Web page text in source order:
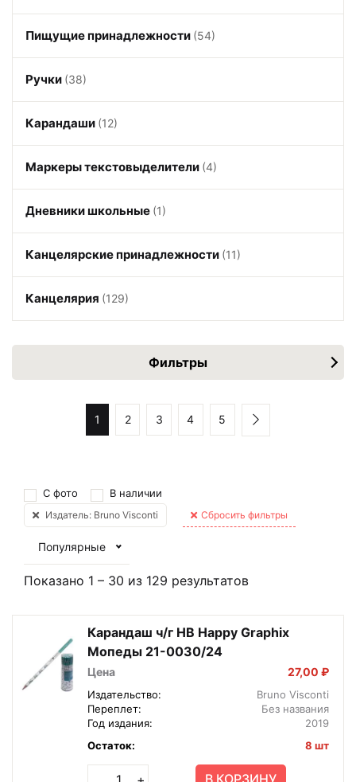
Пищущие принадлежности (54)
Ручки (38)
Карандаши (12)
Маркеры текстовыделители (4)
Дневники школьные (1)
Канцелярские принадлежности (11)
Канцелярия (129)
Фильтры
1 2 3 4 5
С фото В наличии
Издатель: Bruno Visconti Сбросить фильтры
Популярные
Показано 1 – 30 из 129 результатов
Карандаш ч/г НВ Happy Graphix
Мопеды 21-0030/24
Цена 27,00 ₽
Издательство:
Bruno Visconti
Переплет:
Без названия
Год издания:
2019
Остаток:
8 шт